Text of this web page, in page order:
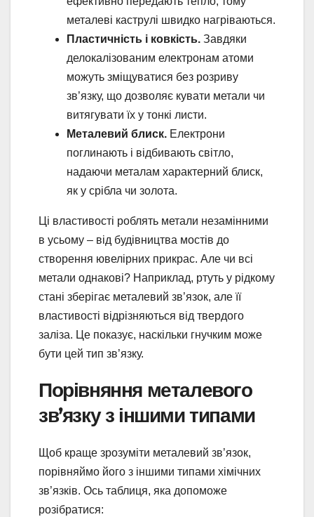
металеві каструлі швидко нагріваються.
Пластичність і ковкість. Завдяки
делокалізованим електронам атоми
можуть зміщуватися без розриву
зв’язку, що дозволяє кувати метали чи
витягувати їх у тонкі листи.
Металевий блиск. Електрони
поглинають і відбивають світло,
надаючи металам характерний блиск,
як у срібла чи золота.
Ці властивості роблять метали незамінними
в усьому – від будівництва мостів до
створення ювелірних прикрас. Але чи всі
метали однакові? Наприклад, ртуть у рідкому
стані зберігає металевий зв’язок, але її
властивості відрізняються від твердого
заліза. Це показує, наскільки гнучким може
бути цей тип зв’язку.
Порівняння металевого
зв’язку з іншими типами
Щоб краще зрозуміти металевий зв’язок,
порівняймо його з іншими типами хімічних
зв’язків. Ось таблиця, яка допоможе
розібратися: